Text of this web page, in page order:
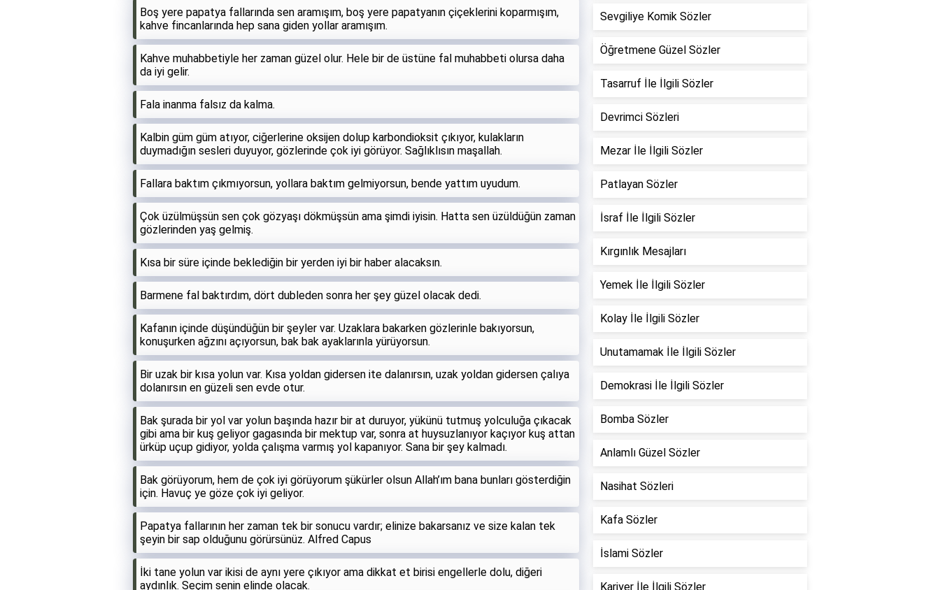
Boş yere papatya fallarında sen aramışım, boş yere papatyanın çiçeklerini koparmışım,
kahve fincanlarında hep sana giden yollar aramışım.
Kahve muhabbetiyle her zaman güzel olur. Hele bir de üstüne fal muhabbeti olursa daha
da iyi gelir.
Fala inanma falsız da kalma.
Kalbin güm güm atıyor, ciğerlerine oksijen dolup karbondioksit çıkıyor, kulakların
duymadığın sesleri duyuyor, gözlerinde çok iyi görüyor. Sağlıklısın maşallah.
Fallara baktım çıkmıyorsun, yollara baktım gelmiyorsun, bende yattım uyudum.
Çok üzülmüşsün sen çok gözyaşı dökmüşsün ama şimdi iyisin. Hatta sen üzüldüğün zaman
gözlerinden yaş gelmiş.
Kısa bir süre içinde beklediğin bir yerden iyi bir haber alacaksın.
Barmene fal baktırdım, dört dubleden sonra her şey güzel olacak dedi.
Kafanın içinde düşündüğün bir şeyler var. Uzaklara bakarken gözlerinle bakıyorsun,
konuşurken ağzını açıyorsun, bak bak ayaklarınla yürüyorsun.
Bir uzak bir kısa yolun var. Kısa yoldan gidersen ite dalanırsın, uzak yoldan gidersen çalıya
dolanırsın en güzeli sen evde otur.
Bak şurada bir yol var yolun başında hazır bir at duruyor, yükünü tutmuş yolculuğa çıkacak
gibi ama bir kuş geliyor gagasında bir mektup var, sonra at huysuzlanıyor kaçıyor kuş attan
ürküp uçup gidiyor, yolda çalışma varmış yol kapanıyor. Sana bir şey kalmadı.
Bak görüyorum, hem de çok iyi görüyorum şükürler olsun Allah’ım bana bunları gösterdiğin
için. Havuç ye göze çok iyi geliyor.
Papatya fallarının her zaman tek bir sonucu vardır; elinize bakarsanız ve size kalan tek
şeyin bir sap olduğunu görürsünüz. Alfred Capus
İki tane yolun var ikisi de aynı yere çıkıyor ama dikkat et birisi engellerle dolu, diğeri
aydınlık. Seçim senin elinde olacak.
Sevgiliye Komik Sözler
Öğretmene Güzel Sözler
Tasarruf İle İlgili Sözler
Devrimci Sözleri
Mezar İle İlgili Sözler
Patlayan Sözler
İsraf İle İlgili Sözler
Kırgınlık Mesajları
Yemek İle İlgili Sözler
Kolay İle İlgili Sözler
Unutamamak İle İlgili Sözler
Demokrasi İle İlgili Sözler
Bomba Sözler
Anlamlı Güzel Sözler
Nasihat Sözleri
Kafa Sözler
İslami Sözler
Kariyer İle İlgili Sözler